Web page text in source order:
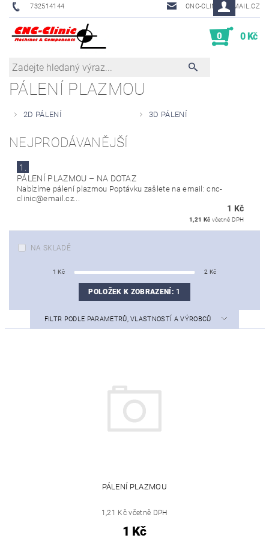
732514144 CNC-CLINIC@EMAIL.CZ
0 0 Kč
PÁLENÍ PLAZMOU
2D PÁLENÍ 3D PÁLENÍ
NEJPRODÁVANĚJŠÍ
1.
PÁLENÍ PLAZMOU – NA DOTAZ
Nabízíme pálení plazmou Poptávku zašlete na email: cnc-
clinic@email.cz...
1 Kč
1,21 Kč včetně DPH
NA SKLADĚ
1 Kč 2 Kč
POLOŽEK K ZOBRAZENÍ: 1
FILTR PODLE PARAMETRŮ, VLASTNOSTÍ A VÝROBCŮ
PÁLENÍ PLAZMOU
1,21 Kč včetně DPH
1 Kč